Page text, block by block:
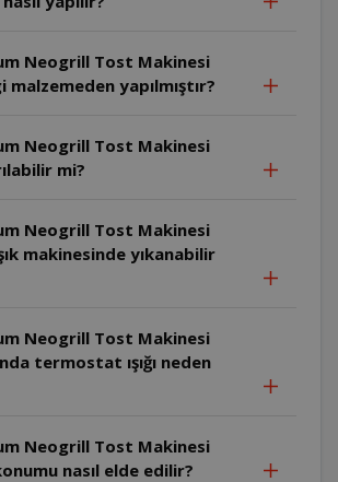
Neogrill Tost Makinesi
malzemeden yapılmıştır?
Neogrill Tost Makinesi
mi?
Neogrill Tost Makinesi
makinesinde yıkanabilir
Neogrill Tost Makinesi
termostat ışığı neden
Neogrill Tost Makinesi
nasıl elde edilir?